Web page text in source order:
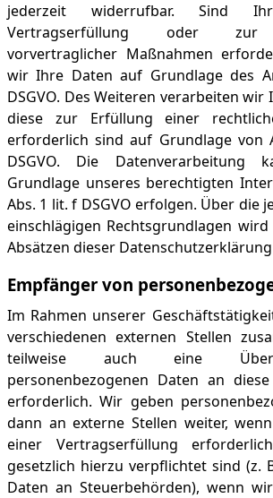
jederzeit widerrufbar. Sind
Vertragserfüllung oder zur
vorvertraglicher Maßnahmen
wir Ihre Daten auf Grundlage des
DSGVO. Des Weiteren verarbeiten
diese zur Erfüllung einer
erforderlich sind auf Grundlage von
DSGVO. Die Datenverarbeitung
Grundlage unseres berechtigten
Abs. 1 lit. f DSGVO erfolgen. Über die
einschlägigen Rechtsgrundlagen
Absätzen dieser
Empfänger von
Im Rahmen unserer
verschiedenen externen Stellen
teilweise auch eine
personenbezogenen Daten an
erforderlich. Wir geben
dann an externe Stellen weiter,
einer Vertragserfüllung
gesetzlich hierzu verpflichtet sind (z.
Daten an Steuerbehörden), wenn